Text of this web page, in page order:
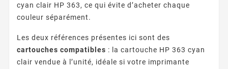
cyan clair HP 363, ce qui évite d’acheter chaque
couleur séparément.
Les deux références présentes ici sont des
cartouches compatibles : la cartouche HP 363 cyan
clair vendue à l’unité, idéale si votre imprimante